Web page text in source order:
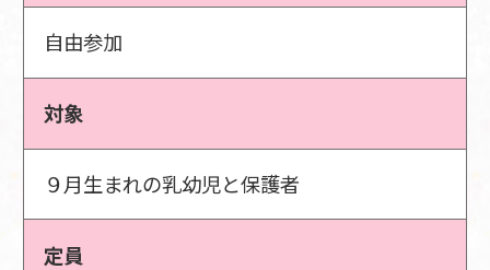
自由参加
対象
９月生まれの乳幼児と保護者
定員